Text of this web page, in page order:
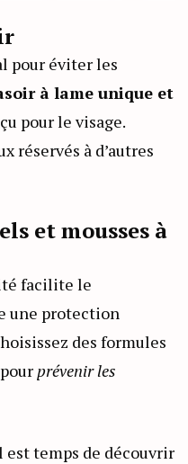
pour éviter les
à lame unique et
pour le visage.
réservés à d’autres
et mousses à
facilite le
une protection
des formules
prévenir les
temps de découvrir